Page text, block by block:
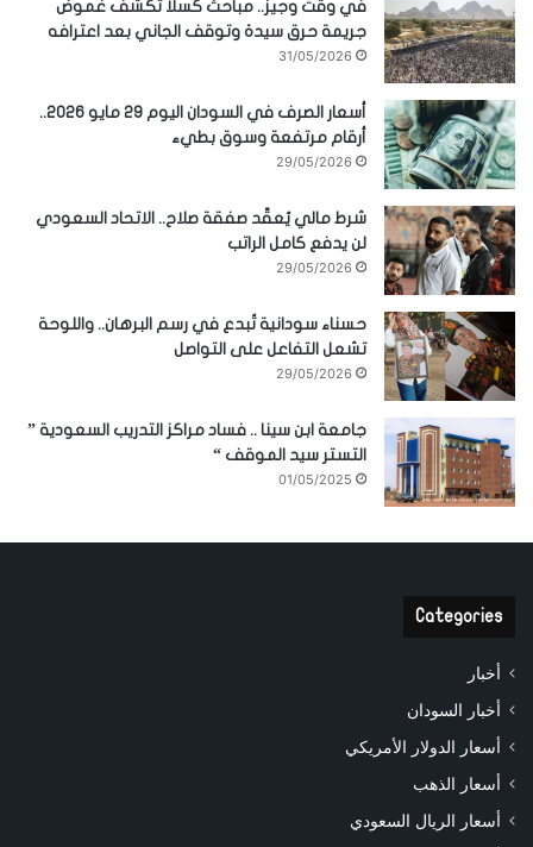
في وقت وجيز.. مباحث كسلا تكشف غموض
جريمة حرق سيدة وتوقف الجاني بعد اعترافه
31/05/2026
أسعار الصرف في السودان اليوم 29 مايو 2026..
أرقام مرتفعة وسوق بطيء
29/05/2026
شرط مالي يُعقّد صفقة صلاح.. الاتحاد السعودي
لن يدفع كامل الراتب
29/05/2026
حسناء سودانية تُبدع في رسم البرهان.. واللوحة
تشعل التفاعل على التواصل
29/05/2026
جامعة ابن سينا .. فساد مراكز التدريب السعودية ”
التستر سيد الموقف “
01/05/2025
Categories
أخبار
أخبار السودان
أسعار الدولار الأمريكي
أسعار الذهب
أسعار الريال السعودي